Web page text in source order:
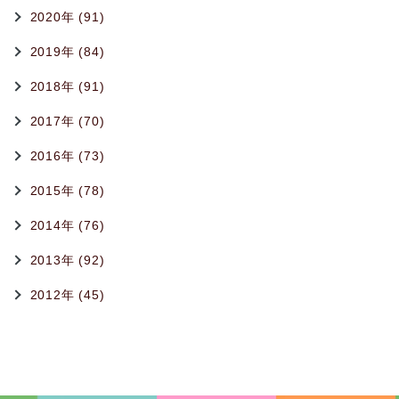
2020年 (91)
2019年 (84)
2018年 (91)
2017年 (70)
2016年 (73)
2015年 (78)
2014年 (76)
2013年 (92)
2012年 (45)